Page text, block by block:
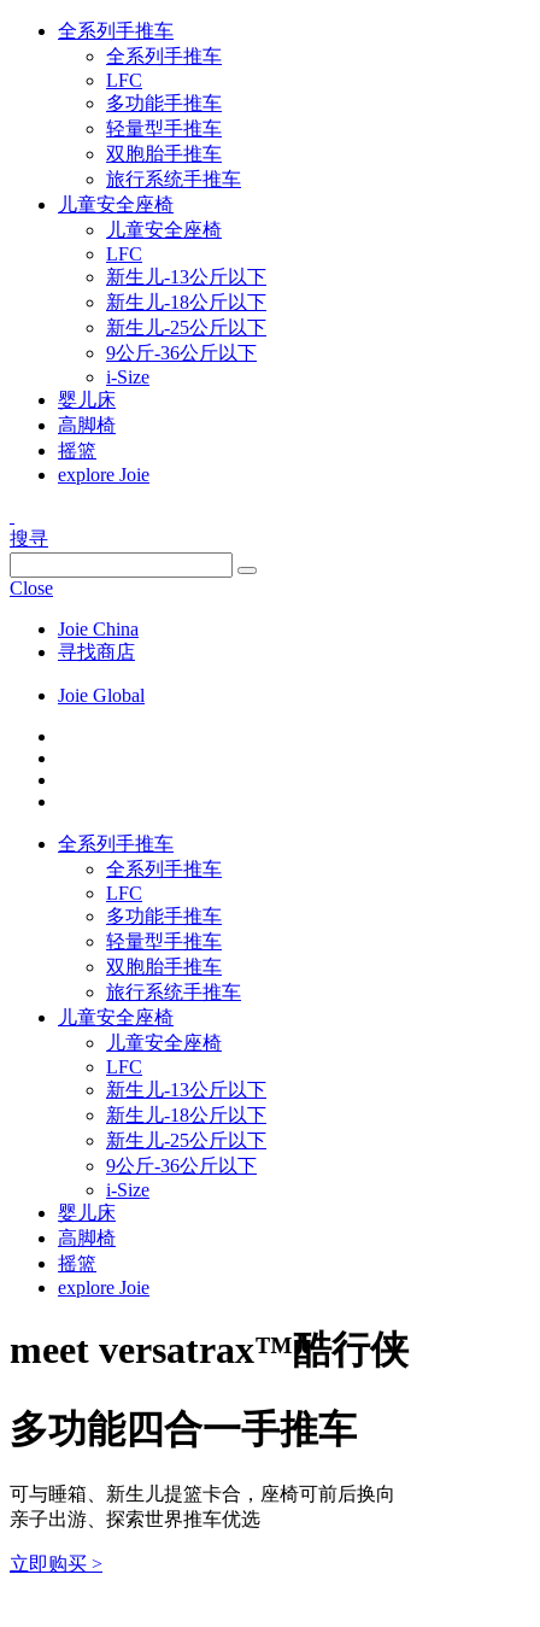
全系列手推车
全系列手推车
LFC
多功能手推车
轻量型手推车
双胞胎手推车
旅行系统手推车
儿童安全座椅
儿童安全座椅
LFC
新生儿-13公斤以下
新生儿-18公斤以下
新生儿-25公斤以下
9公斤-36公斤以下
i-Size
婴儿床
高脚椅
摇篮
explore Joie
搜寻
Close
Joie China
寻找商店
Joie Global
全系列手推车
全系列手推车
LFC
多功能手推车
轻量型手推车
双胞胎手推车
旅行系统手推车
儿童安全座椅
儿童安全座椅
LFC
新生儿-13公斤以下
新生儿-18公斤以下
新生儿-25公斤以下
9公斤-36公斤以下
i-Size
婴儿床
高脚椅
摇篮
explore Joie
meet versatrax™酷行侠
多功能四合一手推车
可与睡箱、新生儿提篮卡合，座椅可前后换向
亲子出游、探索世界推车优选
立即购买 >